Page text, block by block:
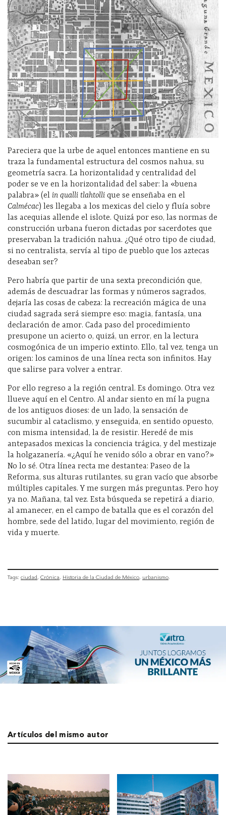
Pareciera que la urbe de aquel entonces mantiene en su
traza la fundamental estructura del cosmos nahua, su
geometría sacra. La horizontalidad y centralidad del
poder se ve en la horizontalidad del saber: la «buena
palabra» (el in qualli tlahtolli que se enseñaba en el
Calmécac) les llegaba a los mexicas del cielo y fluía sobre
las acequias allende el islote. Quizá por eso, las normas de
construcción urbana fueron dictadas por sacerdotes que
preservaban la tradición nahua. ¿Qué otro tipo de ciudad,
si no centralista, servía al tipo de pueblo que los aztecas
deseaban ser?
Pero habría que partir de una sexta precondición que,
además de descuadrar las formas y números sagrados,
dejaría las cosas de cabeza: la recreación mágica de una
ciudad sagrada será siempre eso: magia, fantasía, una
declaración de amor. Cada paso del procedimiento
presupone un acierto o, quizá, un error, en la lectura
cosmogónica de un imperio extinto. Ello, tal vez, tenga un
origen: los caminos de una línea recta son infinitos. Hay
que salirse para volver a entrar.
Por ello regreso a la región central. Es domingo. Otra vez
llueve aquí en el Centro. Al andar siento en mí la pugna
de los antiguos dioses: de un lado, la sensación de
sucumbir al cataclismo, y enseguida, en sentido opuesto,
con misma intensidad, la de resistir. Heredé de mis
antepasados mexicas la conciencia trágica, y del mestizaje
la holgazanería. «¿Aquí he venido sólo a obrar en vano?»
No lo sé. Otra línea recta me destantea: Paseo de la
Reforma, sus alturas rutilantes, su gran vacío que absorbe
múltiples capitales. Y me surgen más preguntas. Pero hoy
ya no. Mañana, tal vez. Esta búsqueda se repetirá a diario,
al amanecer, en el campo de batalla que es el corazón del
hombre, sede del latido, lugar del movimiento, región de
vida y muerte.
Tags: ciudad Crónica Historia de la Ciudad de México urbanismo
Artículos del mismo autor